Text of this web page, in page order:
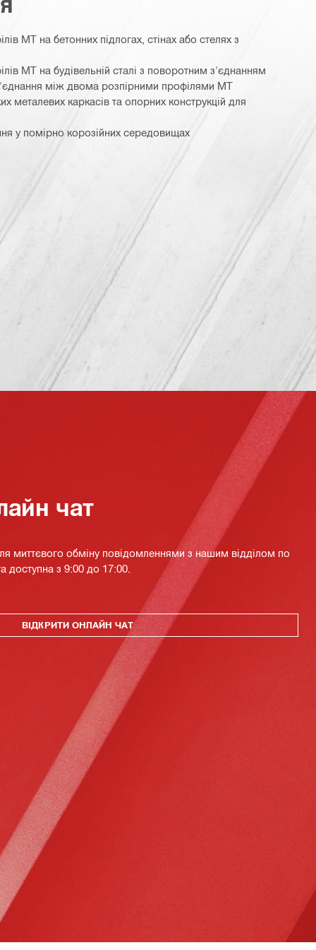
MT на бетонних підлогах, стінах або стелях з
MT на будівельній сталі з поворотним з'єднанням
між двома розпірними профілями MT
металевих каркасів та опорних конструкцій для
у помірно корозійних середовищах
чат
миттєвого обміну повідомленнями з нашим відділом по
доступна з 9:00 до 17:00.
ВІДКРИТИ ОНЛАЙН ЧАТ